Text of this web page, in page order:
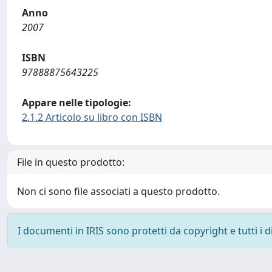
Anno
2007
ISBN
97888875643225
Appare nelle tipologie:
2.1.2 Articolo su libro con ISBN
File in questo prodotto:
Non ci sono file associati a questo prodotto.
I documenti in IRIS sono protetti da copyright e tutti i